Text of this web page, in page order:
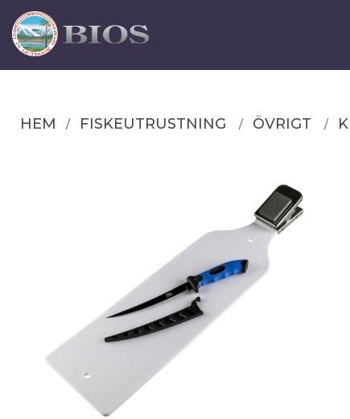
HEM FISKEUTRUSTNING ÖVRIGT